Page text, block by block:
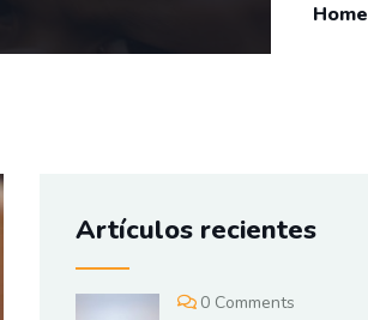
Home
Artículos recientes
0 Comments